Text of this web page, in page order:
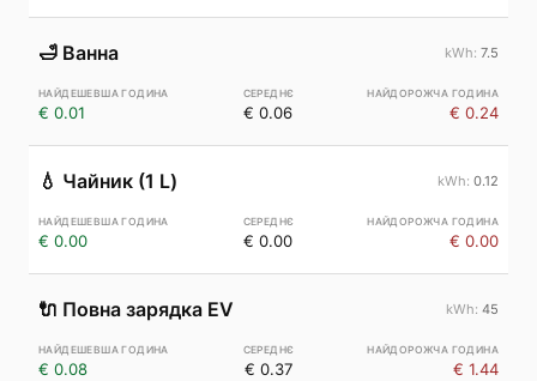
🛁 Ванна 7.5
€ 0.01 € 0.06 € 0.24
💧 Чайник (1 L) 0.12
€ 0.00 € 0.00 € 0.00
🔌 Повна зарядка EV 45
€ 0.08 € 0.37 € 1.44